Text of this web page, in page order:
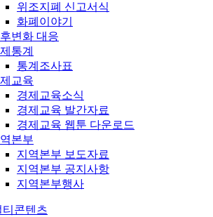
위조지폐 신고서식
화폐이야기
변화 대응
통계
통계조사표
교육
경제교육소식
경제교육 발간자료
경제교육 웹툰 다운로드
본부
지역본부 보도자료
지역본부 공지사항
지역본부행사
티콘텐츠